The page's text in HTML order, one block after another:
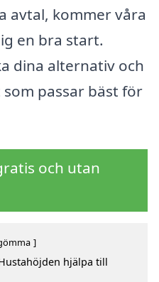
avtal, kommer våra
en bra start.
dina alternativ och
passar bäst för
och utan
hjälpa till